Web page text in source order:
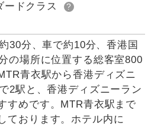
ードクラス ?
30分、車で約10分、香港国
の場所に位置する総客室800
青衣駅から香港ディズニ
2駅と、香港ディズニーラン
すめです。MTR青衣駅まで
ております。ホテル内に